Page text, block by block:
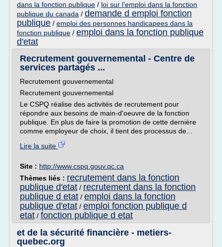
dans la fonction publique / loi sur l'emploi dans la fonction
publique du canada / demande d emploi fonction
publique / emploi des personnes handicapees dans la
fonction publique / emploi dans la fonction publique
d'etat
Recrutement gouvernemental - Centre de
services partagés ...
Recrutement gouvernemental
Recrutement gouvernemental
Le CSPQ réalise des activités de recrutement pour
répondre aux besoins de main-d'oeuvre de la fonction
publique. En plus de faire la promotion de cette dernière
comme employeur de choix, il tient des processus de...
Lire la suite
Site : http://www.cspq.gouv.qc.ca
Thèmes liés : recrutement dans la fonction
publique d'etat / recrutement dans la fonction
publique d etat / emploi dans la fonction
publique d'etat / emploi fonction publique d
etat / fonction publique d etat
et de la sécurité financière - metiers-
quebec.org